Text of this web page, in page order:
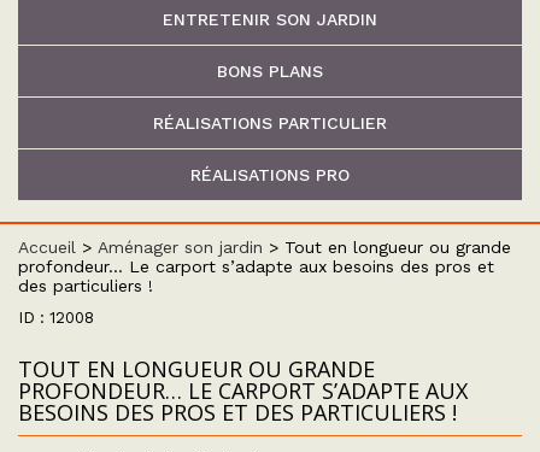
ENTRETENIR SON JARDIN
BONS PLANS
RÉALISATIONS PARTICULIER
RÉALISATIONS PRO
Accueil > Aménager son jardin > Tout en longueur ou grande
profondeur… Le carport s’adapte aux besoins des pros et
des particuliers !
ID : 12008
TOUT EN LONGUEUR OU GRANDE
PROFONDEUR… LE CARPORT S’ADAPTE AUX
BESOINS DES PROS ET DES PARTICULIERS !